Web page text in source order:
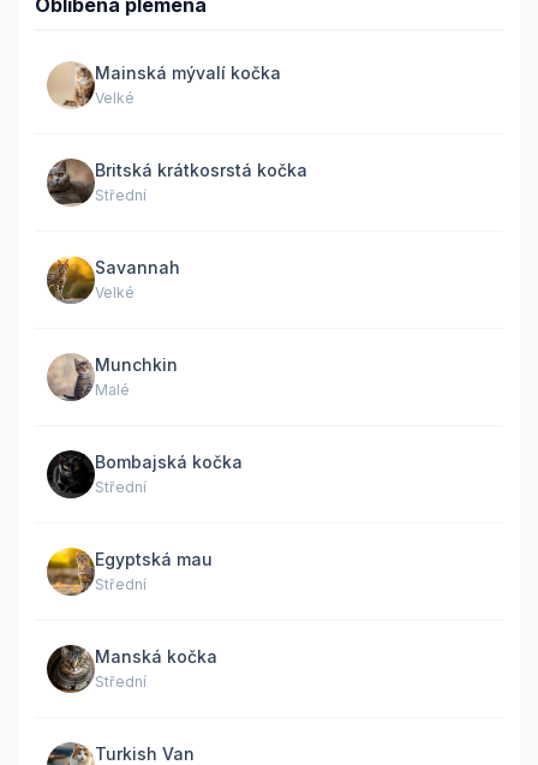
Oblíbená plemena
Mainská mývalí kočka
Velké
Britská krátkosrstá kočka
Střední
Savannah
Velké
Munchkin
Malé
Bombajská kočka
Střední
Egyptská mau
Střední
Manská kočka
Střední
Turkish Van